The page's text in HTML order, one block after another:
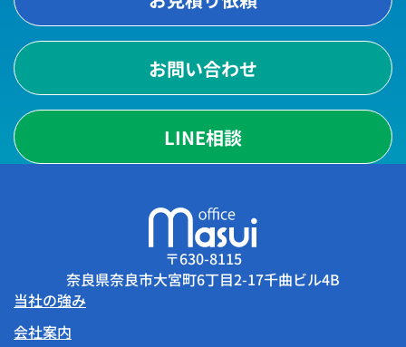
お問い合わせ
LINE相談
〒630-8115
奈良県奈良市大宮町6丁目2-17千曲ビル4B
当社の強み
会社案内